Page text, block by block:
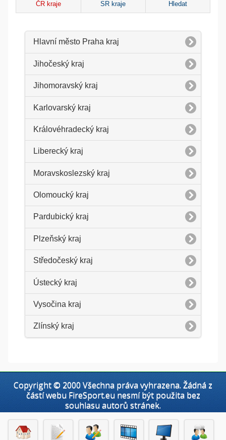
ČR kraje SR kraje Hledat
Hlavní město Praha kraj
Jihočeský kraj
Jihomoravský kraj
Karlovarský kraj
Královéhradecký kraj
Liberecký kraj
Moravskoslezský kraj
Olomoucký kraj
Pardubický kraj
Plzeňský kraj
Středočeský kraj
Ústecký kraj
Vysočina kraj
Zlínský kraj
Copyright © 2000 Všechna práva vyhrazena. Žádná z
částí webu FireSport.eu nesmí být použita bez
souhlasu autorů stránek.